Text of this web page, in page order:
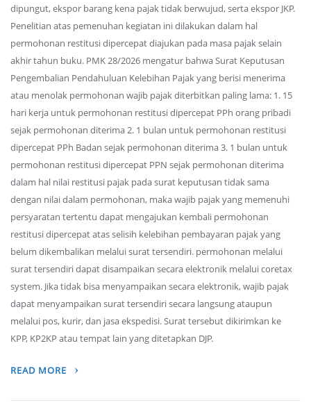
dipungut, ekspor barang kena pajak tidak berwujud, serta ekspor JKP.
Penelitian atas pemenuhan kegiatan ini dilakukan dalam hal
permohonan restitusi dipercepat diajukan pada masa pajak selain
akhir tahun buku. PMK 28/2026 mengatur bahwa Surat Keputusan
Pengembalian Pendahuluan Kelebihan Pajak yang berisi menerima
atau menolak permohonan wajib pajak diterbitkan paling lama: 1. 15
hari kerja untuk permohonan restitusi dipercepat PPh orang pribadi
sejak permohonan diterima 2. 1 bulan untuk permohonan restitusi
dipercepat PPh Badan sejak permohonan diterima 3. 1 bulan untuk
permohonan restitusi dipercepat PPN sejak permohonan diterima
dalam hal nilai restitusi pajak pada surat keputusan tidak sama
dengan nilai dalam permohonan, maka wajib pajak yang memenuhi
persyaratan tertentu dapat mengajukan kembali permohonan
restitusi dipercepat atas selisih kelebihan pembayaran pajak yang
belum dikembalikan melalui surat tersendiri. permohonan melalui
surat tersendiri dapat disampaikan secara elektronik melalui coretax
system. Jika tidak bisa menyampaikan secara elektronik, wajib pajak
dapat menyampaikan surat tersendiri secara langsung ataupun
melalui pos, kurir, dan jasa ekspedisi. Surat tersebut dikirimkan ke
KPP, KP2KP atau tempat lain yang ditetapkan DJP.
READ MORE